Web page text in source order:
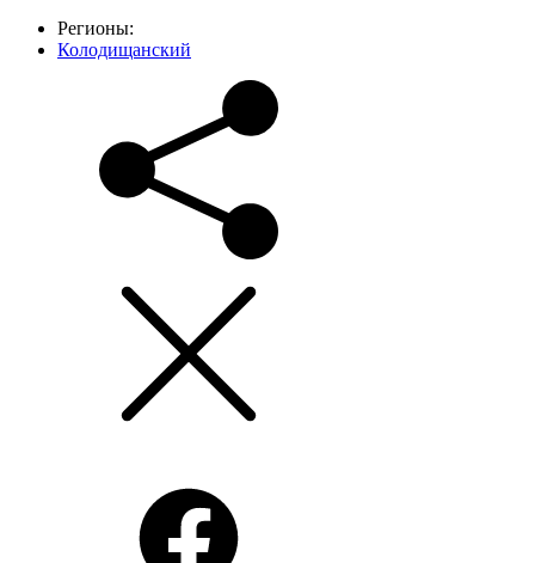
Регионы:
Колодищанский